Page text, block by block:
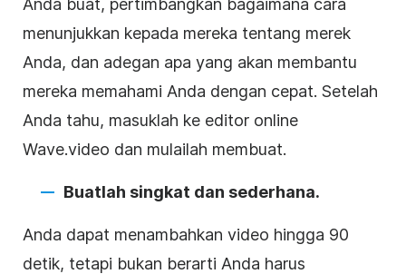
menunjukkan kepada mereka tentang merek
Anda, dan adegan apa yang akan membantu
mereka memahami Anda dengan cepat. Setelah
Anda tahu, masuklah ke editor online
Wave.video dan mulailah membuat.
Buatlah singkat dan sederhana.
Anda dapat menambahkan video hingga 90
detik, tetapi bukan berarti Anda harus